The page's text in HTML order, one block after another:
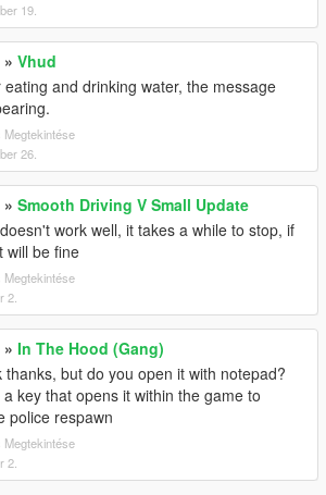
19.
» Vhud
eating and drinking water, the message
Megtekintése
26.
» Smooth Driving V Small Update
work well, it takes a while to stop, if
will be fine
Megtekintése
2.
» In The Hood (Gang)
thanks, but do you open it with notepad?
key that opens it within the game to
police respawn
Megtekintése
2.